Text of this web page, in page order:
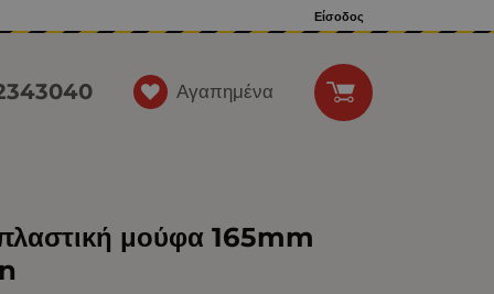
Είσοδος
Αγαπημένα
μούφα 165mm